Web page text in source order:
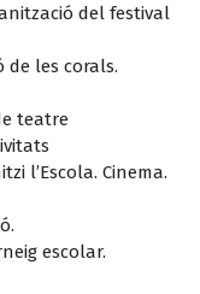
del festival
de les corals.
teatre
l’Escola. Cinema.
escolar.